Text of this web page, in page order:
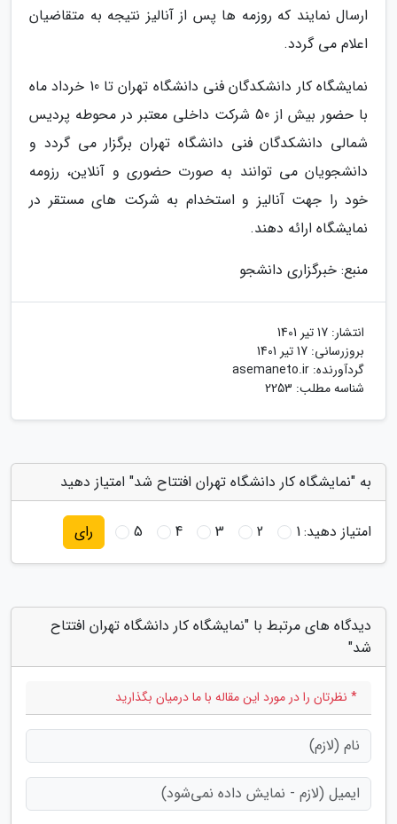
ارسال نمایند که روزمه ها پس از آنالیز نتیجه به متقاضیان
اعلام می گردد.
نمایشگاه کار دانشکدگان فنی دانشگاه تهران تا 10 خرداد ماه
با حضور بیش از 50 شرکت داخلی معتبر در محوطه پردیس
شمالی دانشکدگان فنی دانشگاه تهران برگزار می گردد و
دانشجویان می توانند به صورت حضوری و آنلاین، رزومه
خود را جهت آنالیز و استخدام به شرکت های مستقر در
نمایشگاه ارائه دهند.
منبع: خبرگزاری دانشجو
انتشار: 17 تیر 1401
بروزرسانی: 17 تیر 1401
گردآورنده: asemaneto.ir
شناسه مطلب: 2253
به "نمایشگاه کار دانشگاه تهران افتتاح شد" امتیاز دهید
امتیاز دهید:1
2
3
4
5 رای
دیدگاه های مرتبط با "نمایشگاه کار دانشگاه تهران افتتاح
شد"
* نظرتان را در مورد این مقاله با ما درمیان بگذارید